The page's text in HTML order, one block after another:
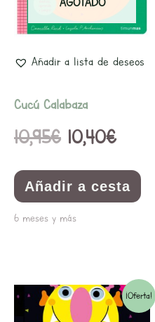
Añadir a lista de deseos
Cucú Calabaza
10,95€
10,95€.
10,40€
10,40€.
Añadir a cesta
6 meses y más
¡Oferta!
El
El